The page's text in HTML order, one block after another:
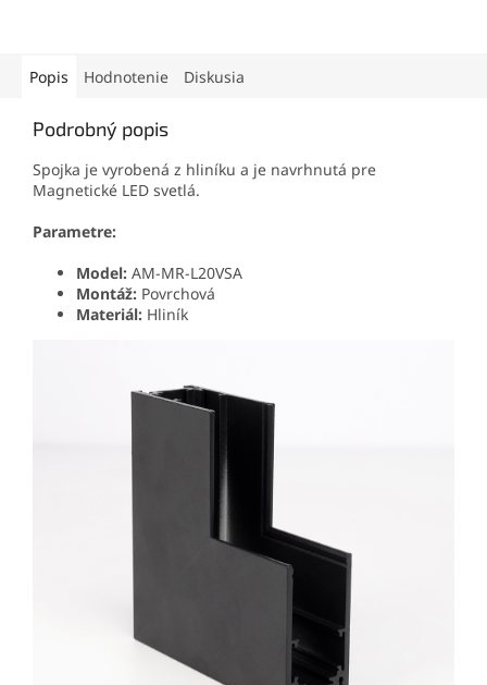
Popis Hodnotenie Diskusia
Podrobný popis
Spojka je vyrobená z hliníku a je navrhnutá pre
Magnetické LED svetlá.
Parametre:
Model: AM-MR-L20VSA
Montáž: Povrchová
Materiál: Hliník